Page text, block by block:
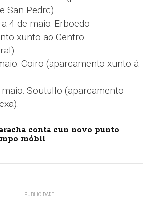
San Pedro).
4 de maio: Erboedo
xunto ao Centro
Coiro (aparcamento xunto á
maio: Soutullo (aparcamento
conta cun novo punto
móbil